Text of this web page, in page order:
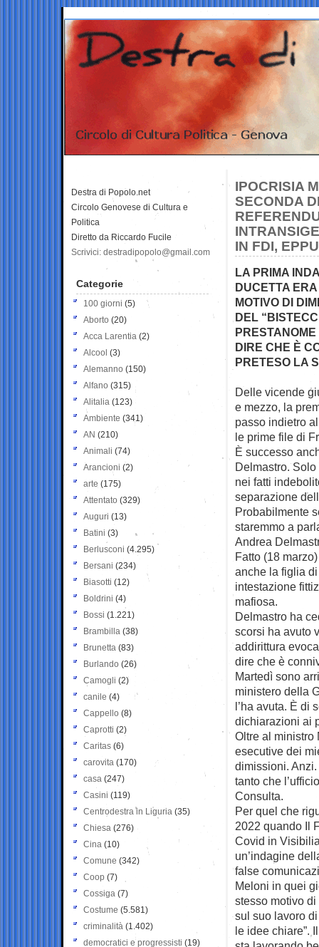
IPOCRISIA
SECONDA
IN FDI,
LA PRIMA
DUCETTA
MOTIVO DI
DEL
DIRE CHE È
PRETESO LA
Delle vicende
e mezzo, la
passo indietro
le prime file di
È successo
Delmastro.
nei fatti
separazione
Probabilmente
staremmo a
Andrea
Fatto (18
anche la figlia
intestazione
mafiosa.
Delmastro ha
scorsi ha avuto
addirittura
dire che è
Martedì sono
ministero della
l’ha avuta. È di
dichiarazioni ai
Oltre al ministro
esecutive dei
dimissioni.
tanto che
Consulta.
Per quel che
2022 quando Il
Covid in
un’indagine
false
Meloni in quei
stesso motivo
sul suo lavoro
le idee chiare”.
Destra di Popolo.net
Circolo Genovese di Cultura e
Politica
Diretto da Riccardo Fucile
Scrivici: destradipopolo@gmail.com
Categorie
100 giorni (5)
Aborto (20)
Acca Larentia (2)
Alcool (3)
Alemanno (150)
Alfano (315)
Alitalia (123)
Ambiente (341)
AN (210)
Animali (74)
Arancioni (2)
arte (175)
Attentato (329)
Auguri (13)
Batini (3)
Berlusconi (4.295)
Bersani (234)
Biasotti (12)
Boldrini (4)
Bossi (1.221)
Brambilla (38)
Brunetta (83)
Burlando (26)
Camogli (2)
canile (4)
Cappello (8)
Caprotti (2)
Caritas (6)
carovita (170)
casa (247)
Casini (119)
Centrodestra in Liguria (35)
Chiesa (276)
Cina (10)
Comune (342)
Coop (7)
Cossiga (7)
Costume (5.581)
criminalità (1.402)
democratici e progressisti (19)